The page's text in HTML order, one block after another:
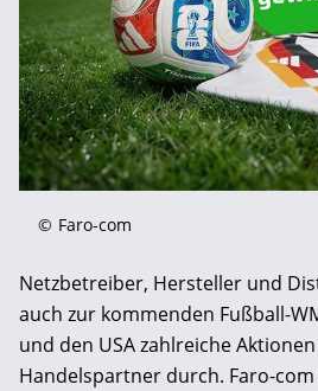
© Faro-com
Netzbetreiber, Hersteller und
auch zur kommenden Fußball-
und den USA zahlreiche
Handelspartner durch. Faro-